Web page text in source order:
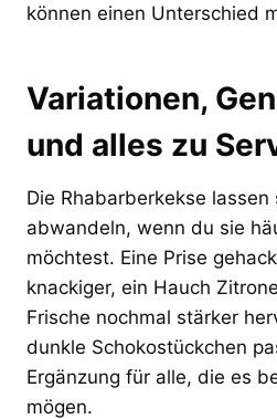
können einen Unterschied
Variationen,
und alles zu
Die Rhabarberkekse lassen
abwandeln, wenn du sie
möchtest. Eine Prise
knackiger, ein Hauch
Frische nochmal stärker
dunkle Schokostückchen
Ergänzung für alle, die es
mögen.